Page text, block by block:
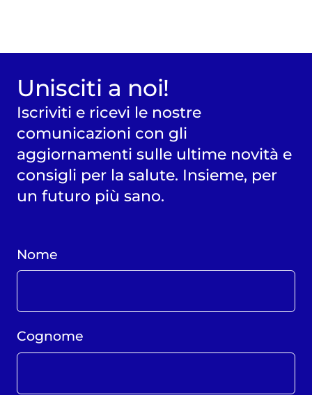
Unisciti a noi!
Iscriviti e ricevi le nostre
comunicazioni con gli
aggiornamenti sulle ultime novità e
consigli per la salute. Insieme, per
un futuro più sano.
Nome
Cognome